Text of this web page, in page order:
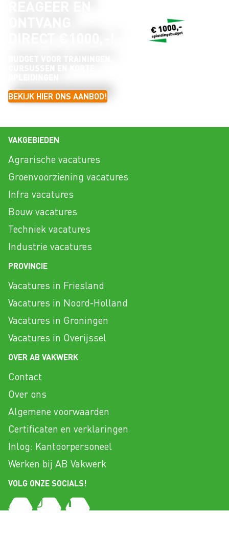
BEKIJK HIER ONS AANBOD!
VAKGEBIEDEN
Agrarische vacatures
Groenvoorziening vacatures
Infra vacatures
Bouw vacatures
Techniek vacatures
Industrie vacatures
PROVINCIE
Vacatures in Friesland
Vacatures in Noord-Holland
Vacatures in Groningen
Vacatures in Overijssel
OVER AB VAKWERK
Contact
Over ons
Algemene voorwaarden
Certificaten en verklaringen
Inlog: Kantoorpersoneel
Werken bij AB Vakwerk
VOLG ONZE SOCIALS!